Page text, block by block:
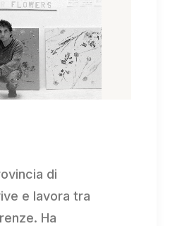
di
e lavora tra
Ha